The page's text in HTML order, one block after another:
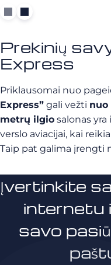
Prekinių
Express
Priklausomai nuo
Express” gali vežti nuo
metrų ilgio salonas
verslo aviacijai, kai
Taip pat galima įrengti
Įvertinkite
internetu
savo